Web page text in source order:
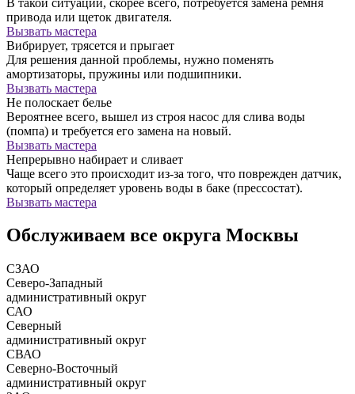
привода или щеток двигателя.
Вызвать мастера
Вибрирует, трясется и прыгает
Для решения данной проблемы, нужно поменять
амортизаторы, пружины или подшипники.
Вызвать мастера
Не полоскает белье
Вероятнее всего, вышел из строя насос для слива воды
(помпа) и требуется его замена на новый.
Вызвать мастера
Непрерывно набирает и сливает
Чаще всего это происходит из-за того, что поврежден датчик,
который определяет уровень воды в баке (прессостат).
Вызвать мастера
Обслуживаем все округа Москвы
СЗАО
Северо-Западный
административный округ
САО
Северный
административный округ
СВАО
Северно-Восточный
административный округ